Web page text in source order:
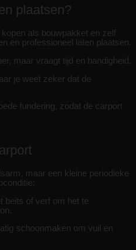
plaatsen?
als bouwpakket en zelf
en professioneel laten plaatsen.
maar vraagt tijd en handigheid.
je weet zeker dat de
fundering, zodat de carport
maar een kleine periodieke
beits of verf om het te
schoonmaken om vuil en